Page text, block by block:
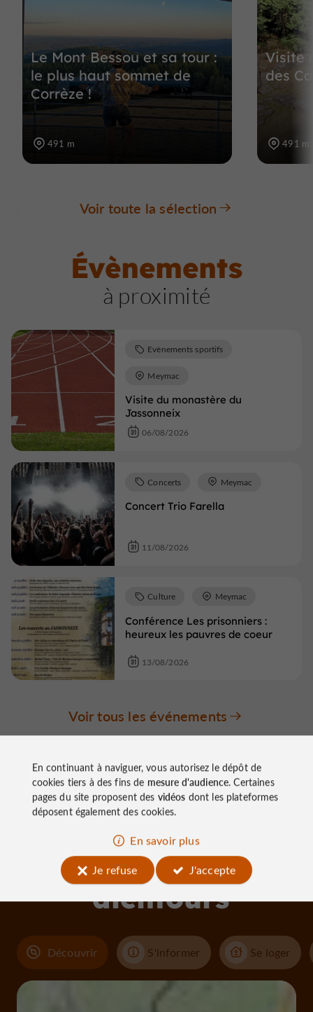
Le Mont Bessou et sa tour :
le plus haut sommet de
Corrèze !
491 m
Visite
des
491 m
Voir toute la sélection
Évènements
à proximité
Visite du monastère du
Jassonneix
Evènements sportifs
Meymac
06/08/2026
Concert Trio Farella
Concerts Meymac
11/08/2026
Conférence Les prisonniers :
heureux les pauvres de coeur
Culture Meymac
13/08/2026
Voir tous les événements
À découvrir
aux
alentours
Découvrir S'informer Se loger
En continuant à naviguer, vous autorisez le dépôt de
cookies tiers à des fins de mesure d'audience. Certaines
pages du site proposent des vidéos dont les plateformes
déposent également des cookies.
En savoir plus
Je refuse
J'accepte